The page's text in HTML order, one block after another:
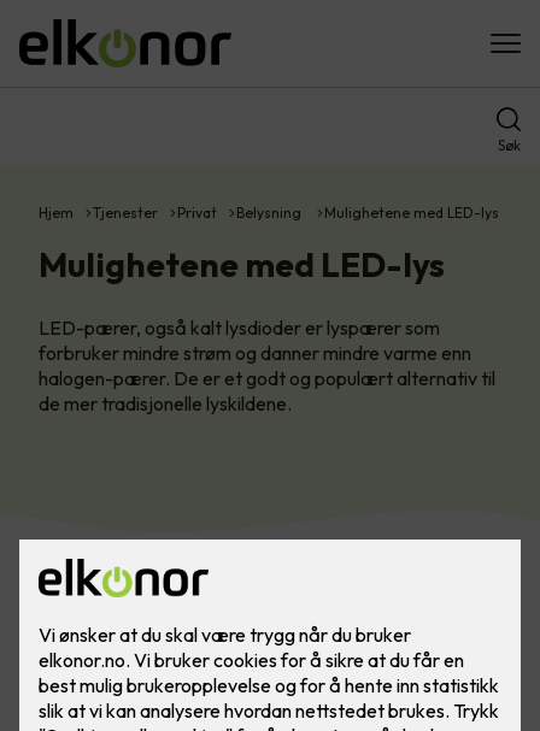
Søk
Hjem Tjenester Privat Belysning Mulighetene med LED-lys
Mulighetene med LED-lys
LED-pærer, også kalt lysdioder er lyspærer som
forbruker mindre strøm og danner mindre varme enn
halogen-pærer. De er et godt og populært alternativ til
de mer tradisjonelle lyskildene.